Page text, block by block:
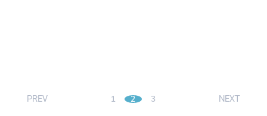
PREV 1 2 3 NEXT